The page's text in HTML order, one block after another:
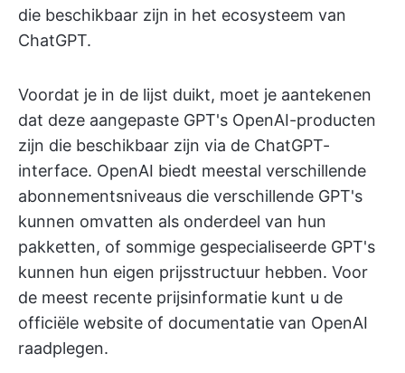
die beschikbaar zijn in het ecosysteem van
ChatGPT.
Voordat je in de lijst duikt, moet je aantekenen
dat deze aangepaste GPT's OpenAI-producten
zijn die beschikbaar zijn via de ChatGPT-
interface. OpenAI biedt meestal verschillende
abonnementsniveaus die verschillende GPT's
kunnen omvatten als onderdeel van hun
pakketten, of sommige gespecialiseerde GPT's
kunnen hun eigen prijsstructuur hebben. Voor
de meest recente prijsinformatie kunt u de
officiële website of documentatie van OpenAI
raadplegen.